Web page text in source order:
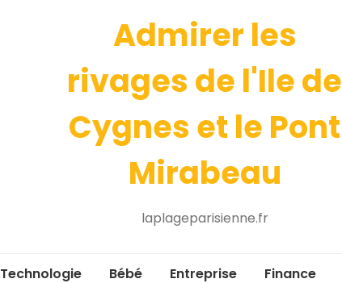
Admirer les
rivages de l'Ile de
Cygnes et le Pont
Mirabeau
laplageparisienne.fr
Technologie Bébé Entreprise Finance